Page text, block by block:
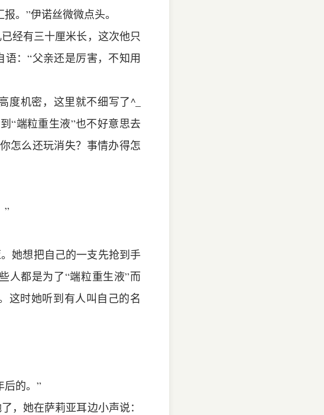
。”伊诺丝微微点头。
经有三十厘米长，这次他只
：“父亲还是厉害，不知用
度机密，这里就不细写了^_
“端粒重生液”也不好意思去
怎么还玩消失？事情办得怎
”
她想把自己的一支先抢到手
人都是为了“端粒重生液”而
这时她听到有人叫自己的名
后的。”
，她在萨莉亚耳边小声说：